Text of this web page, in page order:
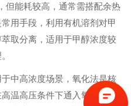
但能耗较高，通常需搭配余热
用手段，利用有机溶剂对甲
取分离，适用于甲醇浓度较
中高浓度场景，氧化法是核
温高压条件下通入氧气，将